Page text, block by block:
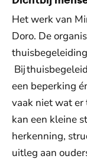
Het werk van
Doro. De
Bij
een beperking
vaak niet wat er
kan een kleine
herkenning,
uitleg aan